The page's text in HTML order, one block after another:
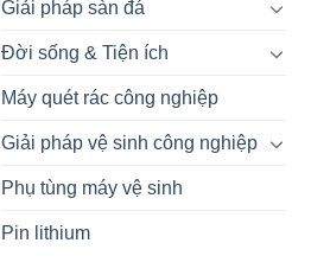
Giải pháp sàn đá
Đời sống & Tiện ích
Máy quét rác công nghiệp
Giải pháp vệ sinh công nghiệp
Phụ tùng máy vệ sinh
Pin lithium